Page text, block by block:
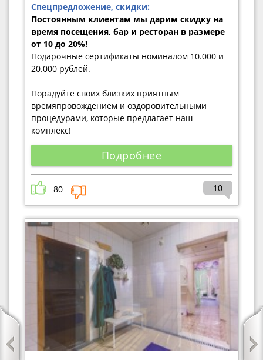
Спецпредложение, скидки:
Постоянным клиентам мы дарим скидку на
время посещения, бар и ресторан в размере
от 10 до 20%!
Подарочные сертификаты номиналом 10.000 и
20.000 рублей.
Порадуйте своих близких приятным
времяпровождением и оздоровительными
процедурами, которые предлагает наш
комплекс!
Подробнее
80 10